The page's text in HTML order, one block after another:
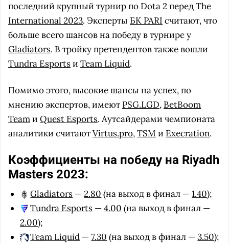
последний крупный турнир по Dota 2 передThe
International 2023. Эксперты БК PARI считают, что
больше всего шансов на победу в турнире у
Gladiators. В тройку претендентов также вошли
Tundra Esportsи Team Liquid.
Помимо этого, высокие шансы на успех, по
мнению экспертов, имеют PSG.LGD, BetBoom
Teamи Quest Esports. Аутсайдерами чемпионата
аналитики считаютVirtus.pro,TSM и Execration.
Коэффициенты на победу на Riyadh
Masters 2023:
Gladiators —2.80 (на выход в финал —1.40);
Tundra Esports —4.00 (на выход в финал —
2.00);
Team Liquid —7.30 (на выход в финал —3.50);